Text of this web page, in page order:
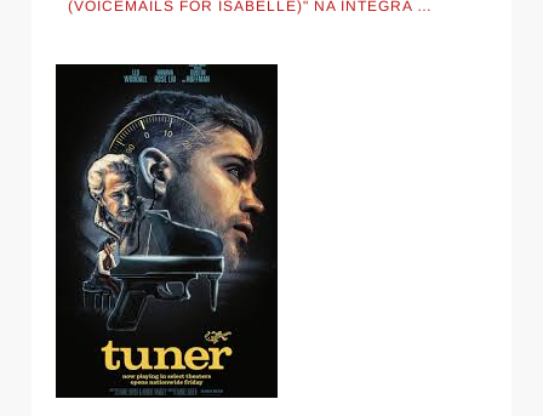
(VOICEMAILS FOR ISABELLE)" NA ÍNTEGRA …